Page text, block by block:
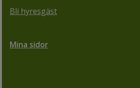
Bli hyresgäst
Mina sidor